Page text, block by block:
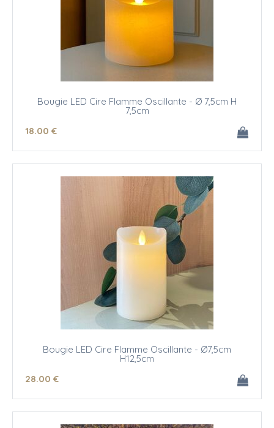
Bougie LED Cire Flamme Oscillante - Ø 7,5cm H
7,5cm
18.00 €
Bougie LED Cire Flamme Oscillante - Ø7,5cm
H12,5cm
28.00 €